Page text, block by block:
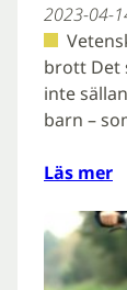
2023-04-
brott Det
inte
barn –
Läs mer